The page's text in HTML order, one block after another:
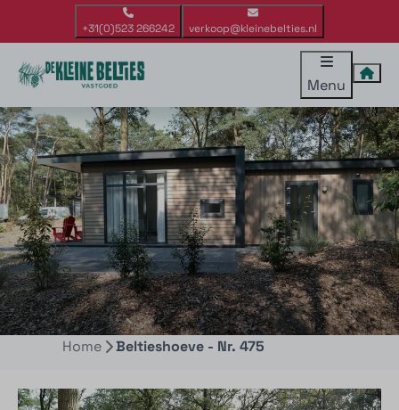
+31(0)523 266242 verkoop@kleinebelties.nl
Menu
Home Beltieshoeve - Nr. 475